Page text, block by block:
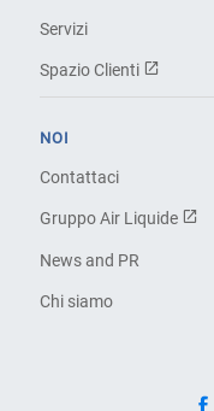
Servizi
Spazio Clienti
NOI
Contattaci
Gruppo Air Liquide
News and PR
Chi siamo